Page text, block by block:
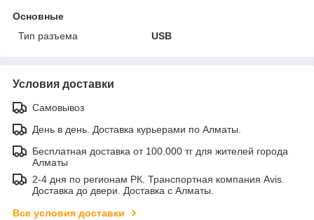
Основные
Тип разъема
USB
Условия доставки
Самовывоз
День в день. Доставка курьерами по Алматы.
Бесплатная доставка от 100.000 тг для жителей города
Алматы
2-4 дня по регионам РК. Транспортная компания Avis.
Доставка до двери. Доставка с Алматы.
Все условия доставки